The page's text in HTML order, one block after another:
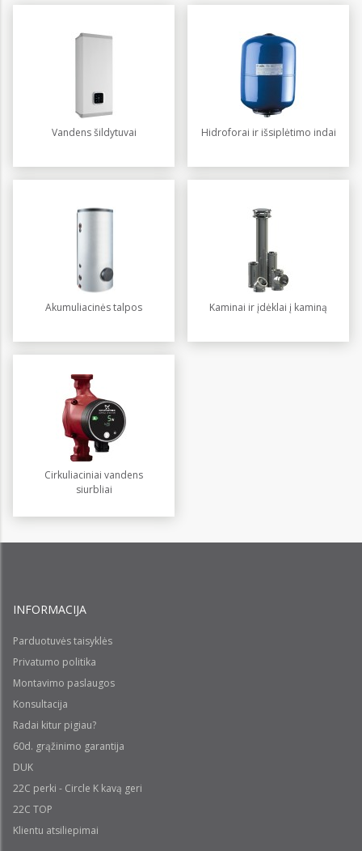
Vandens šildytuvai Hidroforai ir išsiplėtimo indai
Akumuliacinės talpos Kaminai ir įdėklai į kaminą
Cirkuliaciniai vandens
siurbliai
INFORMACIJA
Parduotuvės taisyklės
Privatumo politika
Montavimo paslaugos
Konsultacija
Radai kitur pigiau?
60d. grąžinimo garantija
DUK
22C perki - Circle K kavą geri
22C TOP
Klientu atsiliepimai